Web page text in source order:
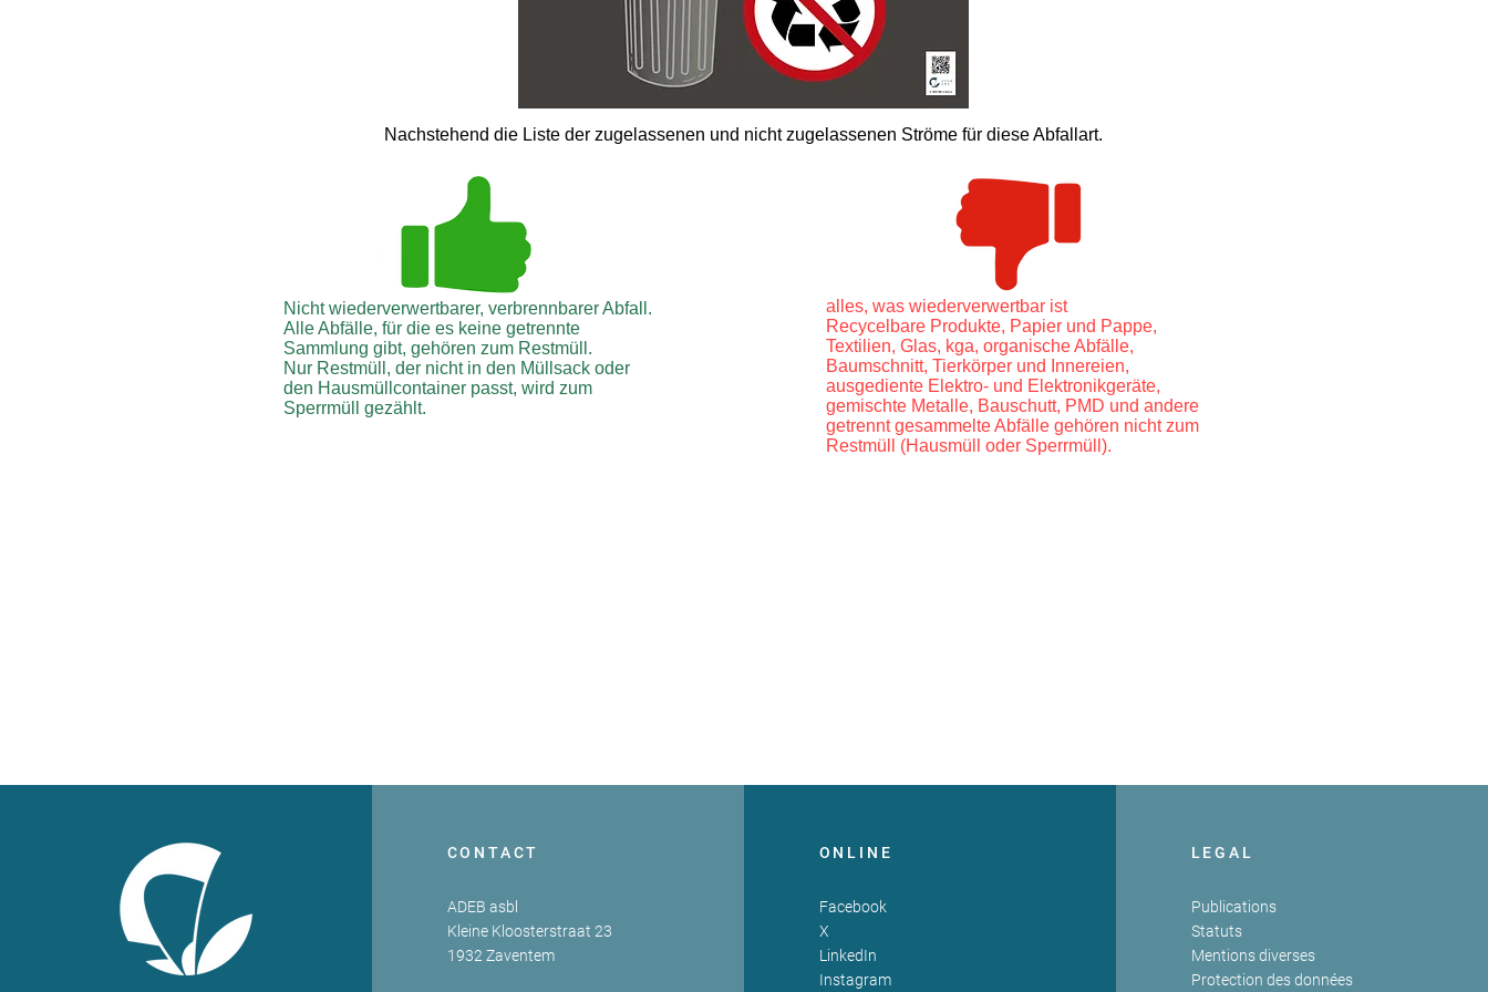
Nachstehend die Liste der zugelassenen und nicht zugelassenen Ströme für diese Abfallart.
Nicht wiederverwertbarer, verbrennbarer Abfall.
Alle Abfälle, für die es keine getrennte
Sammlung gibt, gehören zum Restmüll.
Nur Restmüll, der nicht in den Müllsack oder
den Hausmüllcontainer passt, wird zum
Sperrmüll gezählt.
alles, was wiederverwertbar ist
Recycelbare Produkte, Papier und Pappe,
Textilien, Glas, kga, organische Abfälle,
Baumschnitt, Tierkörper und Innereien,
ausgediente Elektro- und Elektronikgeräte,
gemischte Metalle, Bauschutt, PMD und andere
getrennt gesammelte Abfälle gehören nicht zum
Restmüll (Hausmüll oder Sperrmüll).
CONTACT
ADEB asbl
Kleine Kloosterstraat 23
1932 Zaventem
ONLINE
Facebook
X
LinkedIn
Instagram
LEGAL
Publications
Statuts
Mentions diverses
Protection des données